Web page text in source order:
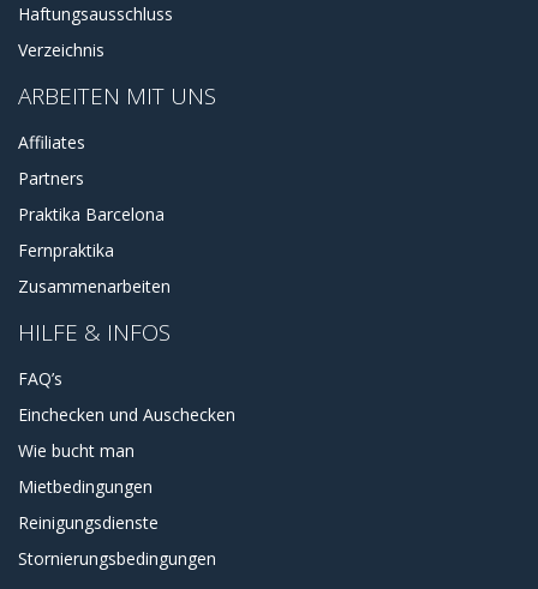
Haftungsausschluss
Verzeichnis
ARBEITEN MIT UNS
Affiliates
Partners
Praktika Barcelona
Fernpraktika
Zusammenarbeiten
HILFE & INFOS
FAQ’s
Einchecken und Auschecken
Wie bucht man
Mietbedingungen
Reinigungsdienste
Stornierungsbedingungen